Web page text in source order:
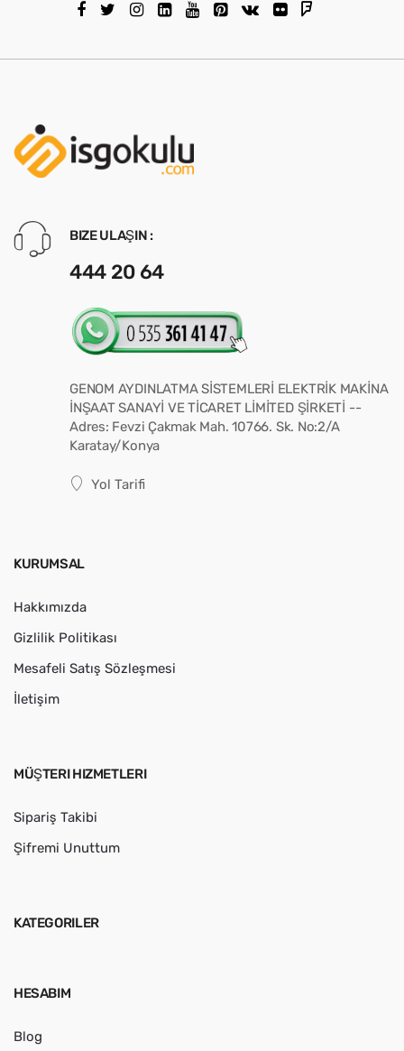
BIZE ULAŞIN :
444 20 64
GENOM AYDINLATMA SİSTEMLERİ ELEKTRİK MAKİNA
İNŞAAT SANAYİ VE TİCARET LİMİTED ŞİRKETİ --
Adres: Fevzi Çakmak Mah. 10766. Sk. No:2/A
Karatay/Konya
Yol Tarifi
KURUMSAL
Hakkımızda
Gizlilik Politikası
Mesafeli Satış Sözleşmesi
İletişim
MÜŞTERI HIZMETLERI
Sipariş Takibi
Şifremi Unuttum
KATEGORILER
HESABIM
Blog